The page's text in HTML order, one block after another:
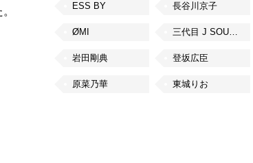
ESS BY 長谷川京子
ØMI 三代目 J SOUL BROTHERS from EXILE TRIBE
岩田剛典 登坂広臣
原菜乃華 東城りお